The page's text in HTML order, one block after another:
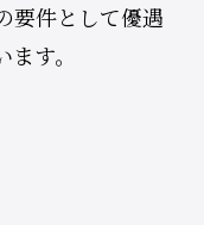
要件として優遇
す。